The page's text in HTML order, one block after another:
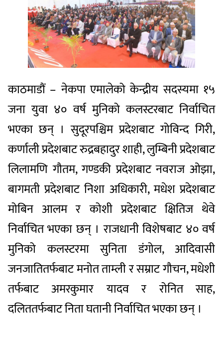
काठमाडौं – नेकपा एमालेको केन्द्रीय सदस्यमा १५
जना युवा ४० वर्ष मुनिको कलस्टरबाट निर्वाचित
भएका छन् । सुदूरपश्चिम प्रदेशबाट गोविन्द गिरी,
कर्णाली प्रदेशबाट रुद्रबहादुर शाही, लुम्बिनी प्रदेशबाट
लिलामणि गौतम, गण्डकी प्रदेशबाट नवराज ओझा,
बागमती प्रदेशबाट निशा अधिकारी, मधेश प्रदेशबाट
मोबिन आलम र कोशी प्रदेशबाट क्षितिज थेवे
निर्वाचित भएका छन् । राजधानी विशेषबाट ४० वर्ष
मुनिको कलस्टरमा सुनिता डंगोल, आदिवासी
जनजातितर्फबाट मनोत ताम्ली र सम्राट गौचन, मधेशी
तर्फबाट अमरकुमार यादव र रोनित साह,
दलिततर्फबाट निता घतानी निर्वाचित भएका छन् ।